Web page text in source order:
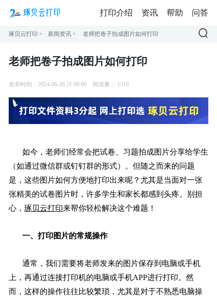
琢贝云打印 > 新闻资讯 > 老师把卷子拍成图片如何打印
老师把卷子拍成图片如何打印
发布时间：2024-06-26 21:00:00 阅读量： 1316
如今，老师们经常会把试卷、习题拍成图片分享给学生
（如通过微信群或钉钉群的形式）。但随之而来的问题
是，这些图片如何方便地打印出来呢？尤其是当面对一张
张精美的试卷图片时，许多学生和家长都感到头疼。别担
心， 琢贝云打印来帮你轻松解决这个难题！
一、打印图片的常规操作
通常，我们需要将老师发来的图片保存到电脑或手机
上，再通过连接打印机的电脑或手机APP进行打印。然
而，这样的操作往往比较繁琐，尤其是对于不熟悉电脑操
打印介绍 资讯 帮助 问答